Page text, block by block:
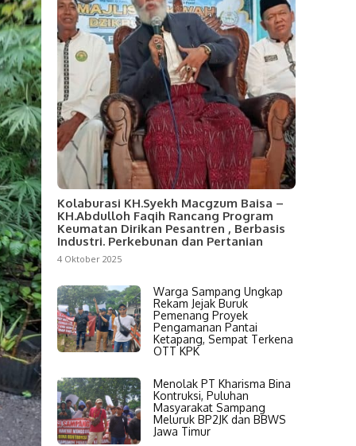
Kolaburasi KH.Syekh Macgzum Baisa –
KH.Abdulloh Faqih Rancang Program
Keumatan Dirikan Pesantren , Berbasis
Industri. Perkebunan dan Pertanian
4 Oktober 2025
Warga Sampang Ungkap
Rekam Jejak Buruk
Pemenang Proyek
Pengamanan Pantai
Ketapang, Sempat Terkena
OTT KPK
Menolak PT Kharisma Bina
Kontruksi, Puluhan
Masyarakat Sampang
Meluruk BP2JK dan BBWS
Jawa Timur